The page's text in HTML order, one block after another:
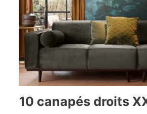
10 canapés droits